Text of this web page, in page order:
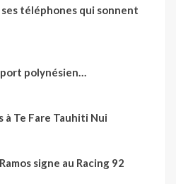
ses téléphones qui sonnent
polynésien…
Te Fare Tauhiti Nui
signe au Racing 92